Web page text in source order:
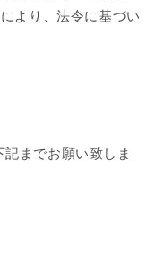
より、法令に基づい
までお願い致しま